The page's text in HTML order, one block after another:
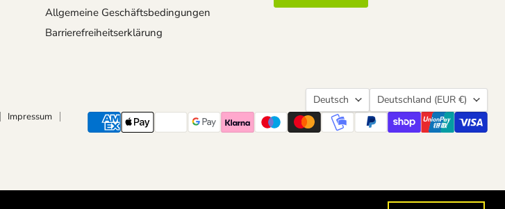
Allgemeine Geschäftsbedingungen
Barrierefreiheitserklärung
Sprache
Deutsch Land
Deutschland (EUR €)
Impressum